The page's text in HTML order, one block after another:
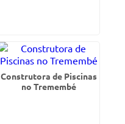
Construtora de Piscinas
no Tremembé